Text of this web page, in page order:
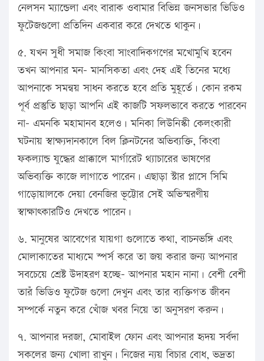
নেলসন ম্যান্ডেলা এবং বারাক ওবামার বিভিন্ন জনসভার ভিডিও
ফুটেজগুলো প্রতিদিন একবার করে দেখতে থাকুন।
৫. যখন সুধী সমাজ কিংবা সাংবাদিকগণের মখোমুখি হবেন
তখন আপনার মন- মানসিকতা এবং দেহ এই তিনের মধ্যে
আপনাকে সমন্বয় সাধন করতে হবে প্রতি মুহূর্তে। কোন রকম
পূর্ব প্রস্তুতি ছাড়া আপনি এই কাজটি সফলভাবে করতে পারবেন
না- এমনকি মহামানব হলেও। মনিকা লিউনিস্কী কেলংকারী
ঘটনায় স্বাক্ষ্যদানকালে বিল ক্লিনটনের অভিব্যক্তি, কিংবা
ফকল্যান্ড যুদ্ধের প্রাক্কালে মার্গারেট থ্যাচারের ভাষণের
অভিব্যক্তি কাজে লাগাতে পারেন। এছাড়া স্টার প্লাসে সিমি
গাড়োয়ালকে দেয়া বেনজির ভূট্টোর সেই অভিস্মরণীয়
স্বাক্ষাৎকারটিও দেখতে পারেন।
৬. মানুষের আবেগের যায়গা গুলোতে কথা, বাচনভঙ্গি এবং
মোলাকাতের মাধ্যমে স্পর্স করে তা জয় করার জন্য আপনার
সবচেয়ে শ্রেষ্ট উদাহরণ হচ্ছে- আপনার মহান নানা। বেশী বেশী
তারঁ ভিডিও ফুটেজ গুলো দেখুন এবং তার ব্যক্তিগত জীবন
সম্পর্কে নতুন করে খোঁজ খবর নিয়ে তা অনুসরণ করুন।
৭. আপনার দরজা, মোবাইল ফোন এবং আপনার হৃদয় সর্বদা
সকলের জন্য খোলা রাখুন। নিজের ন্যয় বিচার বোধ, ভদ্রতা